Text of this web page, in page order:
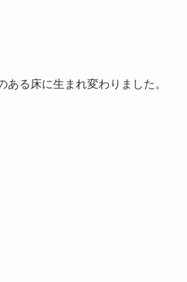
る床に生まれ変わりました。